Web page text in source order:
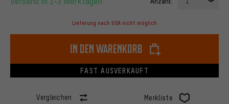
Lieferung nach USA nicht möglich
In den Warenkorb
FAST AUSVERKAUFT
Vergleichen Merkliste